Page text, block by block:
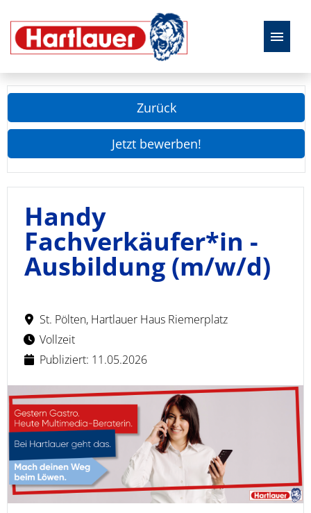
Deutsch
Offene Stellen
Zurück
Jetzt bewerben!
Handy
Fachverkäufer*in -
Ausbildung (m/w/d)
St. Pölten, Hartlauer Haus Riemerplatz
Vollzeit
Publiziert: 11.05.2026